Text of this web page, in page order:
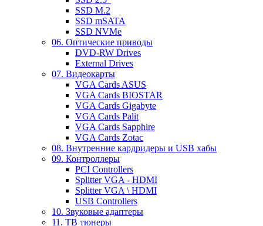
SSD M.2
SSD mSATA
SSD NVMe
06. Оптические приводы
DVD-RW Drives
External Drives
07. Видеокарты
VGA Cards ASUS
VGA Cards BIOSTAR
VGA Cards Gigabyte
VGA Cards Palit
VGA Cards Sapphire
VGA Cards Zotac
08. Внутренние кардридеры и USB хабы
09. Контроллеры
PCI Controllers
Splitter VGA - HDMI
Splitter VGA \ HDMI
USB Controllers
10. Звуковые адаптеры
11. ТВ тюнеры